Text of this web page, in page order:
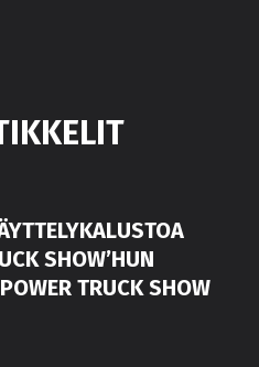
SHOW’HUN
TRUCK SHOW